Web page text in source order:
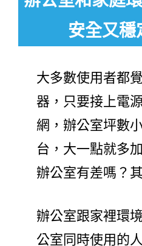
安全又穩
大多數使用者都
器，只要接上電
網，辦公室坪數
台，大一點就多
辦公室有差嗎？
辦公室跟家裡環
公室同時使用的